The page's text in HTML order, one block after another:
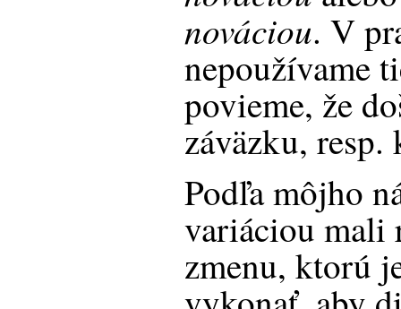
nováciou. V
nepoužívame
povieme, že
záväzku, resp.
Podľa môjho
variáciou mali
zmenu, ktorú